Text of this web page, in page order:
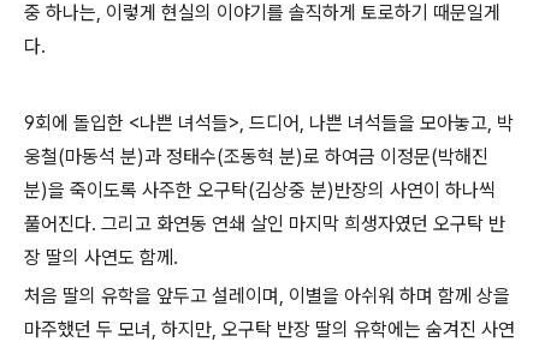
중 하나는, 이렇게 현실의 이야기를 솔직하게 토로하기 때문일게
다.
9회에 돌입한 <나쁜 녀석들>, 드디어, 나쁜 녀석들을 모아놓고, 박
웅철(마동석 분)과 정태수(조동혁 분)로 하여금 이정문(박해진
분)을 죽이도록 사주한 오구탁(김상중 분)반장의 사연이 하나씩
풀어진다. 그리고 화연동 연쇄 살인 마지막 희생자였던 오구탁 반
장 딸의 사연도 함께.
처음 딸의 유학을 앞두고 설레이며, 이별을 아쉬워 하며 함께 상을
마주했던 두 모녀, 하지만, 오구탁 반장 딸의 유학에는 숨겨진 사연